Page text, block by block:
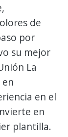
de
por
su mejor
La
en el
en
plantilla.